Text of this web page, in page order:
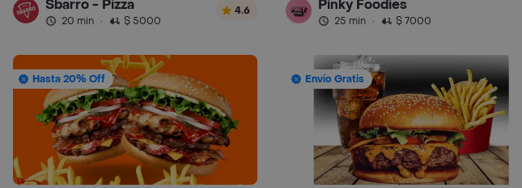
Sbarro - Pizza
20 min · $ 5000
4.6 Pinky Foodies
25 min · $ 7000
Hasta 20% Off Envío Gratis